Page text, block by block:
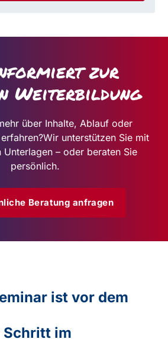
zur
Weiterbildung
über Inhalte, Ablauf oder
Wir unterstützen Sie mit
Unterlagen – oder beraten Sie
persönlich.
Beratung anfragen
ist vor dem
Schritt im